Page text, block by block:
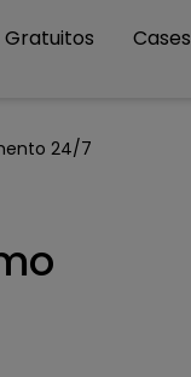
Gratuitos Cases
24/7